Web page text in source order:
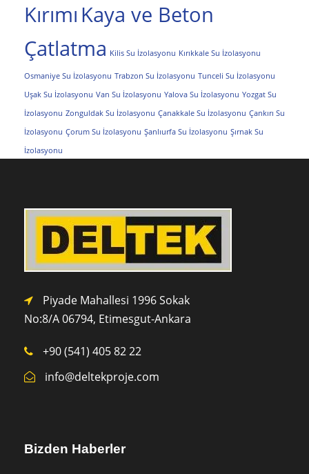
Kırımı Kaya ve Beton
Çatlatma Kilis Su İzolasyonu Kırıkkale Su İzolasyonu
Osmaniye Su İzolasyonu Trabzon Su İzolasyonu Tunceli Su İzolasyonu
Uşak Su İzolasyonu Van Su İzolasyonu Yalova Su İzolasyonu Yozgat Su
İzolasyonu Zonguldak Su İzolasyonu Çanakkale Su İzolasyonu Çankırı Su
İzolasyonu Çorum Su İzolasyonu Şanlıurfa Su İzolasyonu Şırnak Su
İzolasyonu
Piyade Mahallesi 1996 Sokak
No:8/A 06794, Etimesgut-Ankara
+90 (541) 405 82 22
info@deltekproje.com
Bizden Haberler